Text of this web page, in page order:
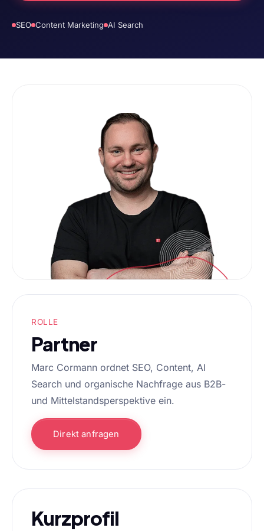
SEO Content Marketing AI Search
ROLLE
Partner
Marc Cormann ordnet SEO, Content, AI
Search und organische Nachfrage aus B2B-
und Mittelstandsperspektive ein.
Direkt anfragen
Kurzprofil